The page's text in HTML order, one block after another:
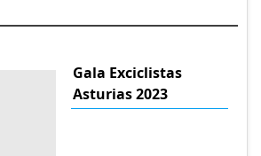
Gala Exciclistas
Asturias 2023